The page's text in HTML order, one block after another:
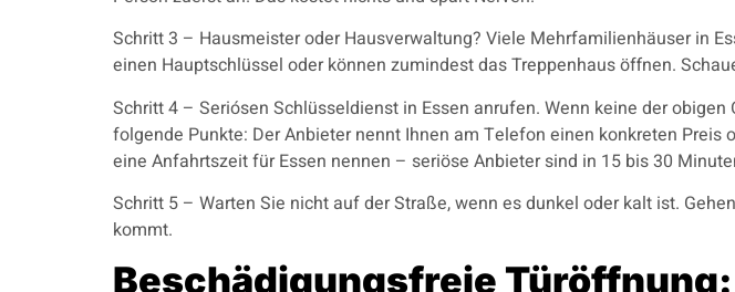
Schritt 3 – Hausmeister oder Hausverwaltung? Viele Mehrfamilienhäuser in
einen Hauptschlüssel oder können zumindest das Treppenhaus öffnen.
Schritt 4 – Seriósen Schlüsseldienst in Essen anrufen. Wenn keine der
folgende Punkte: Der Anbieter nennt Ihnen am Telefon einen konkreten
eine Anfahrtszeit für Essen nennen – seriöse Anbieter sind in 15 bis 30
Schritt 5 – Warten Sie nicht auf der Straße, wenn es dunkel oder kalt ist.
kommt.
Beschädigungsfreie